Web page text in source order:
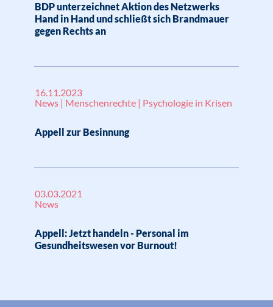
BDP unterzeichnet Aktion des Netzwerks
Hand in Hand und schließt sich Brandmauer
gegen Rechts an
16.11.2023
News | Menschenrechte | Psychologie in Krisen
Appell zur Besinnung
03.03.2021
News
Appell: Jetzt handeln - Personal im
Gesundheitswesen vor Burnout!